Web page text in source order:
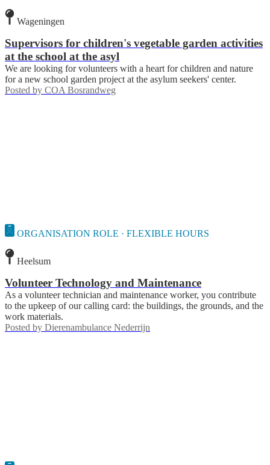
Wageningen
Supervisors for children's vegetable garden activities
at the school at the asyl
We are looking for volunteers with a heart for children and nature
for a new school garden project at the asylum seekers' center.
Posted by COA Bosrandweg
ORGANISATION ROLE · FLEXIBLE HOURS
Heelsum
Volunteer Technology and Maintenance
As a volunteer technician and maintenance worker, you contribute
to the upkeep of our calling card: the buildings, the grounds, and the
work materials.
Posted by Dierenambulance Nederrijn